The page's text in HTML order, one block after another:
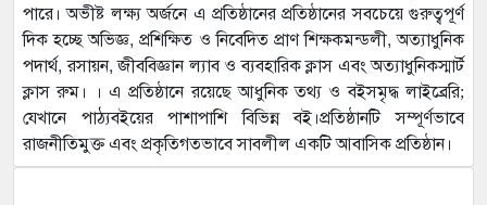
পারে। অভীষ্ট লক্ষ্য অর্জনে এ প্রতিষ্ঠানের প্রতিষ্ঠানের সবচেয়ে গুরুত্বপূর্ণ
দিক হচ্ছে অভিজ্ঞ, প্রশিক্ষিত ও নিবেদিত প্রাণ শিক্ষকমন্ডলী, অত্যাধুনিক
পদার্থ, রসায়ন, জীববিজ্ঞান ল্যাব ও ব্যবহারিক ক্লাস এবং অত্যাধুনিকস্মার্ট
ক্লাস রুম। । এ প্রতিষ্ঠানে রয়েছে আধুনিক তথ্য ও বইসমৃদ্ধ লাইব্রেরি;
যেখানে পাঠ্যবইয়ের পাশাপাশি বিভিন্ন বই।প্রতিষ্ঠানটি সম্পূর্ণভাবে
রাজনীতিমুক্ত এবং প্রকৃতিগতভাবে সাবলীল একটি আবাসিক প্রতিষ্ঠান।